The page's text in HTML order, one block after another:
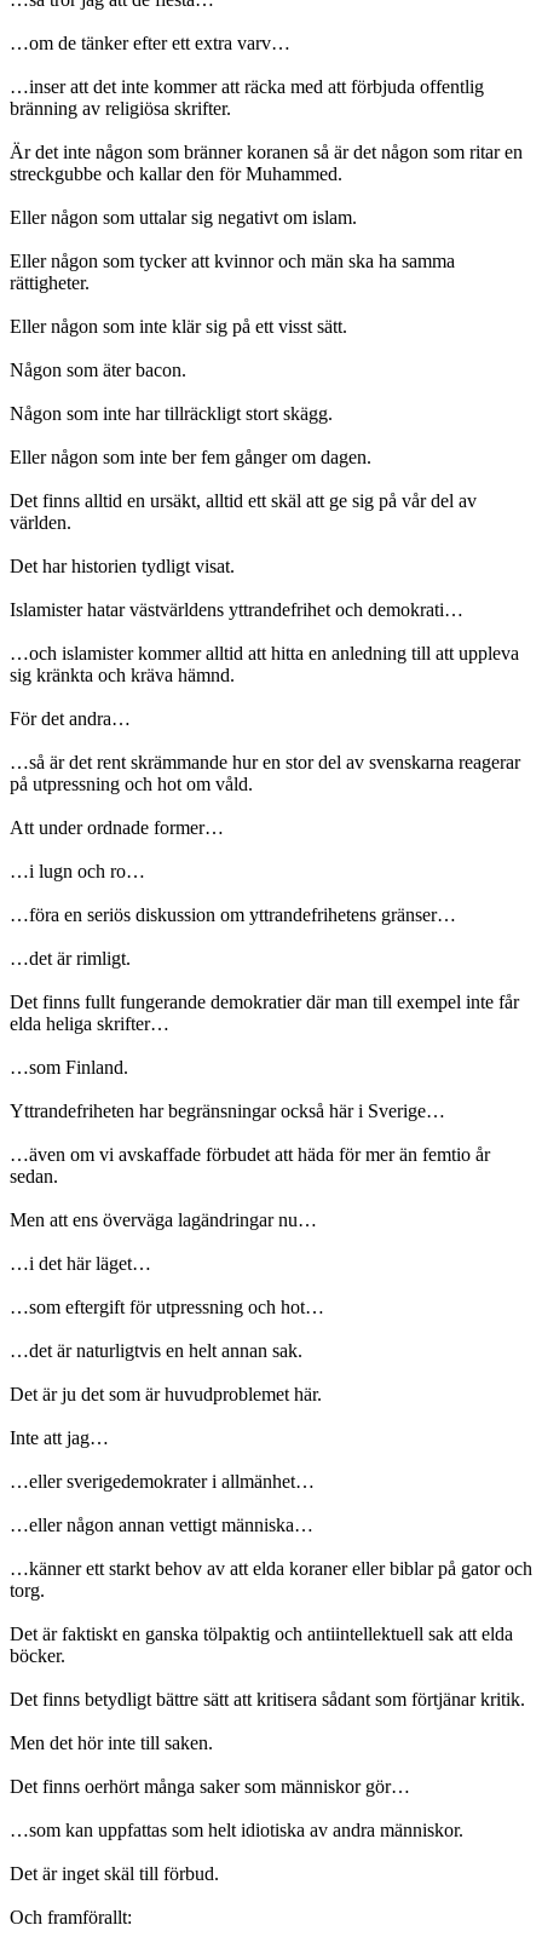
…om de tänker efter ett extra varv…
…inser att det inte kommer att räcka med att förbjuda offentlig
bränning av religiösa skrifter.
Är det inte någon som bränner koranen så är det någon som ritar en
streckgubbe och kallar den för Muhammed.
Eller någon som uttalar sig negativt om islam.
Eller någon som tycker att kvinnor och män ska ha samma
rättigheter.
Eller någon som inte klär sig på ett visst sätt.
Någon som äter bacon.
Någon som inte har tillräckligt stort skägg.
Eller någon som inte ber fem gånger om dagen.
Det finns alltid en ursäkt, alltid ett skäl att ge sig på vår del av
världen.
Det har historien tydligt visat.
Islamister hatar västvärldens yttrandefrihet och demokrati…
…och islamister kommer alltid att hitta en anledning till att uppleva
sig kränkta och kräva hämnd.
För det andra…
…så är det rent skrämmande hur en stor del av svenskarna reagerar
på utpressning och hot om våld.
Att under ordnade former…
…i lugn och ro…
…föra en seriös diskussion om yttrandefrihetens gränser…
…det är rimligt.
Det finns fullt fungerande demokratier där man till exempel inte får
elda heliga skrifter…
…som Finland.
Yttrandefriheten har begränsningar också här i Sverige…
…även om vi avskaffade förbudet att häda för mer än femtio år
sedan.
Men att ens överväga lagändringar nu…
…i det här läget…
…som eftergift för utpressning och hot…
…det är naturligtvis en helt annan sak.
Det är ju det som är huvudproblemet här.
Inte att jag…
…eller sverigedemokrater i allmänhet…
…eller någon annan vettigt människa…
…känner ett starkt behov av att elda koraner eller biblar på gator och
torg.
Det är faktiskt en ganska tölpaktig och antiintellektuell sak att elda
böcker.
Det finns betydligt bättre sätt att kritisera sådant som förtjänar kritik.
Men det hör inte till saken.
Det finns oerhört många saker som människor gör…
…som kan uppfattas som helt idiotiska av andra människor.
Det är inget skäl till förbud.
Och framförallt: